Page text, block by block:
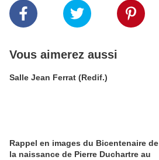
Vous aimerez aussi
Salle Jean Ferrat (Redif.)
Rappel en images du Bicentenaire de
la naissance de Pierre Duchartre au